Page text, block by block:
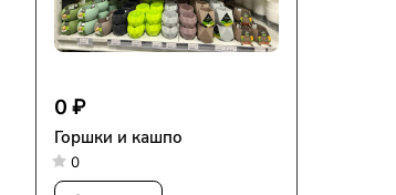
0 ₽
Горшки и кашпо
0